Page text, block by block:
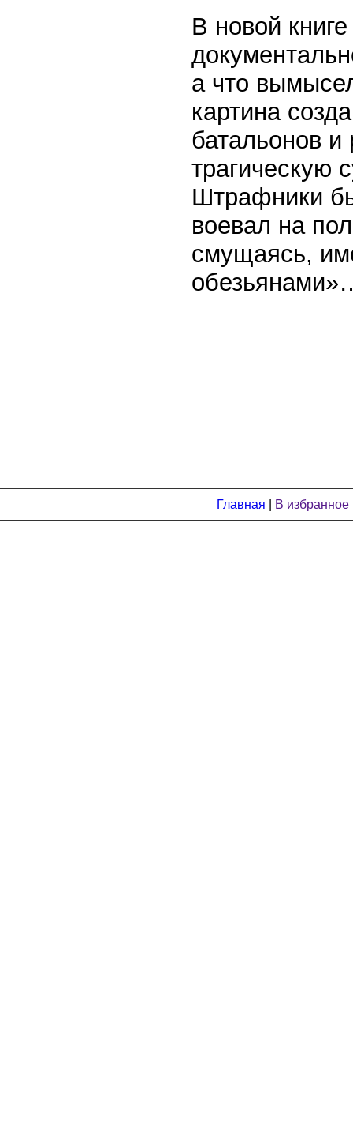
В новой
а что
картина
батальонов и
трагическую
Штрафники
воевал на
смущаясь,
Главная В избранное